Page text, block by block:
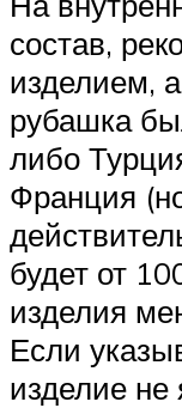
состав,
изделием,
рубашка
либо
Франция
будет от
изделия
Если
изделие не